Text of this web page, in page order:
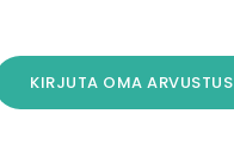
KIRJUTA OMA ARVUSTUS